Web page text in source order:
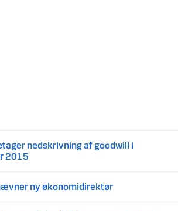
nedskrivning af goodwill i
2015
ny økonomidirektør